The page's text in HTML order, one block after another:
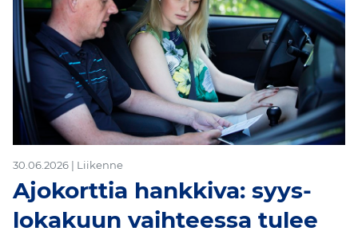
30.06.2026 | Liikenne
Ajokorttia hankkiva: syys-
lokakuun vaihteessa tulee